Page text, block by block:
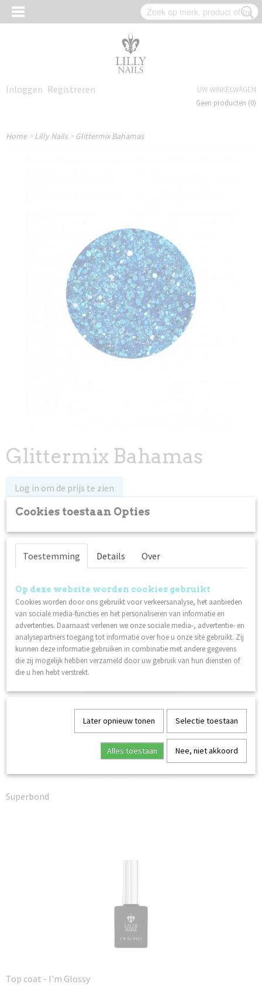
Inloggen Registreren
UW WINKELWAGEN
Geen producten (0)
Home>Lilly Nails> Glittermix Bahamas
Glittermix Bahamas
Log in om de prijs te zien
Niet op voorraad
Specificaties
84061
Netto gewicht
0,03 Kg
Gebruik:
Kan worden ingebouwd in Gel, Acryl, Invicta of Gelpolish. Kan
ook los worden aangebracht op een niet-uitgehard oppervlak.
Ook interessant
Superbond
Top coat - I'm Glossy
Cookies toestaan Opties
Toestemming Details Over
Op deze website worden cookies gebruikt
Cookies worden door ons gebruikt voor verkeersanalyse, het aanbieden
van sociale media-functies en het personaliseren van informatie en
advertenties. Daarnaast verlenen we onze sociale media-, advertentie- en
analysepartners toegang tot informatie over hoe u onze site gebruikt. Zij
kunnen deze informatie gebruiken in combinatie met andere gegevens
die zij mogelijk hebben verzameld door uw gebruik van hun diensten of
die u hen hebt verstrekt.
Later opnieuw tonen Selectie toestaan
Alles toestaan Nee, niet akkoord